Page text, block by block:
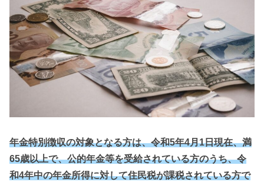
年金特別徴収の対象となる方は、令和5年4月1日現在、満
65歳以上で、公的年金等を受給されている方のうち、令
和4年中の年金所得に対して住民税が課税されている方で